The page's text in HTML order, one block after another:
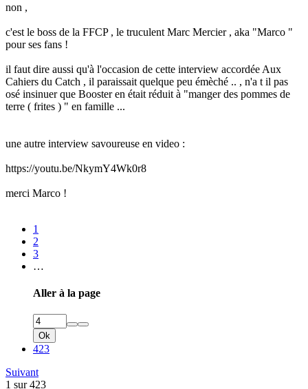
non ,
c'est le boss de la FFCP , le truculent Marc Mercier , aka "Marco "
pour ses fans !
il faut dire aussi qu'à l'occasion de cette interview accordée Aux
Cahiers du Catch , il paraissait quelque peu émèché .. , n'a t il pas
osé insinuer que Booster en était réduit à "manger des pommes de
terre ( frites ) " en famille ...
une autre interview savoureuse en video :
https://youtu.be/NkymY4Wk0r8
merci Marco !
1
2
3
…
Aller à la page
Ok
423
Suivant
1 sur 423